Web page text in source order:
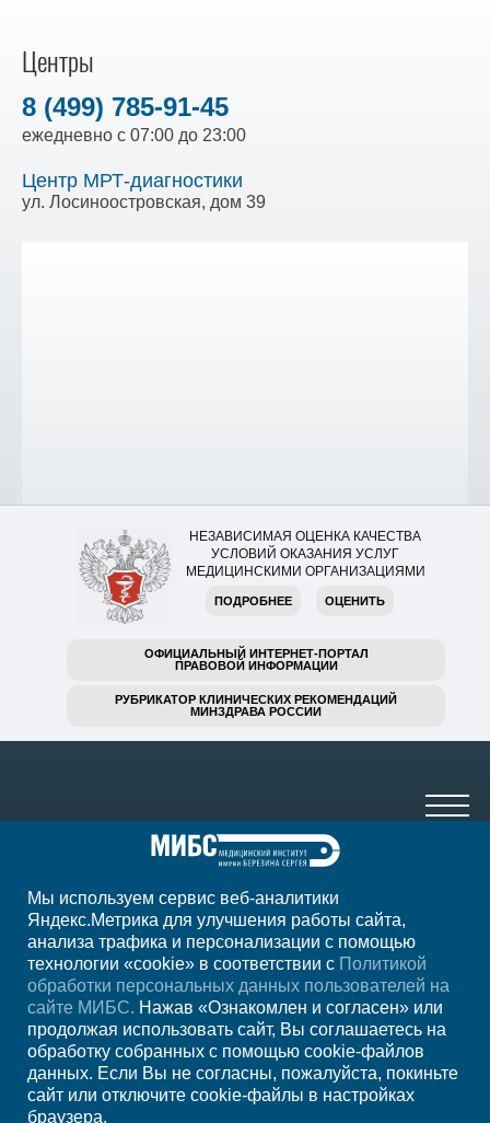
Центры
8 (499) 785-91-45
ежедневно с 07:00 до 23:00
Центр МРТ-диагностики
ул. Лосиноостровская, дом 39
НЕЗАВИСИМАЯ ОЦЕНКА КАЧЕСТВА
УСЛОВИЙ ОКАЗАНИЯ УСЛУГ
МЕДИЦИНСКИМИ ОРГАНИЗАЦИЯМИ
ПОДРОБНЕЕ ОЦЕНИТЬ
ОФИЦИАЛЬНЫЙ ИНТЕРНЕТ-ПОРТАЛ
ПРАВОВОЙ ИНФОРМАЦИИ
РУБРИКАТОР КЛИНИЧЕСКИХ РЕКОМЕНДАЦИЙ
МИНЗДРАВА РОССИИ
8 (499) 785-91-45
ежедневно с 07:00 до 23:00
РегионМосква
Записаться на
прием
Мы используем сервис веб-аналитики
Яндекс.Метрика для улучшения работы сайта,
анализа трафика и персонализации с помощью
технологии «cookie» в соответствии с Политикой
обработки персональных данных пользователей на
сайте МИБС. Нажав «Ознакомлен и согласен» или
продолжая использовать сайт, Вы соглашаетесь на
обработку собранных с помощью cookie-файлов
данных. Если Вы не согласны, пожалуйста, покиньте
сайт или отключите cookie-файлы в настройках
браузера.